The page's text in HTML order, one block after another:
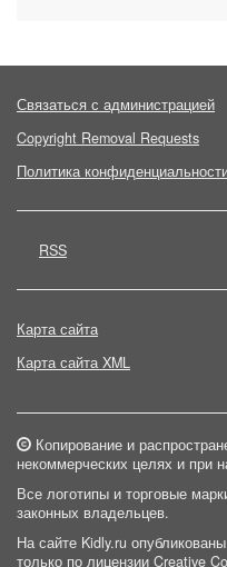
Связаться с администрацией
Copyright Removal Requests
Политика
RSS
Карта сайта
Карта сайта XML
Копирование и
некоммерческих целях и при
Все логотипы и торговые
законных владельцев.
На сайте Kidly.ru
только по лицензии Creative